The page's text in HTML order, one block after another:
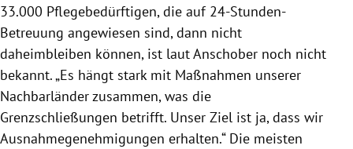
33.000 Pflegebedürftigen, die auf 24-Stunden-
Betreuung angewiesen sind, dann nicht
daheimbleiben können, ist lautAnschober noch nicht
bekannt. „Es hängt stark mit Maßnahmen unserer
Nachbarländer zusammen, was die
Grenzschließungen betrifft. Unser Ziel ist ja, dass wir
Ausnahmegenehmigungen erhalten.“ Die meisten